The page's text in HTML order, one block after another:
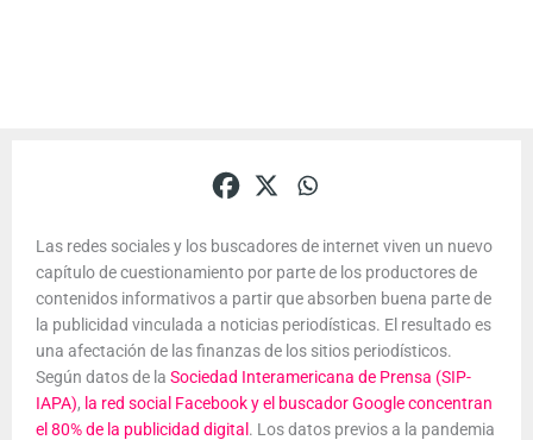
Las redes sociales y los buscadores de internet viven un nuevo
capítulo de cuestionamiento por parte de los productores de
contenidos informativos a partir que absorben buena parte de
la publicidad vinculada a noticias periodísticas. El resultado es
una afectación de las finanzas de los sitios periodísticos.
Según datos de la Sociedad Interamericana de Prensa (SIP-
IAPA), la red social Facebook y el buscador Google concentran
el 80% de la publicidad digital . Los datos previos a la pandemia